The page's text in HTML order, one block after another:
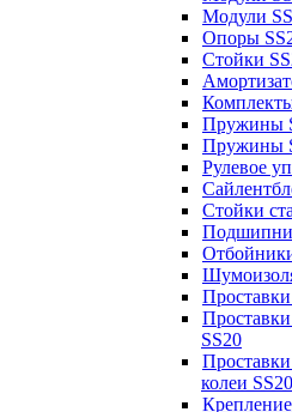
Модули
Опоры
Стойки
Пружины
Пружины
Рулевое
Стойки
SS20
колеи SS20